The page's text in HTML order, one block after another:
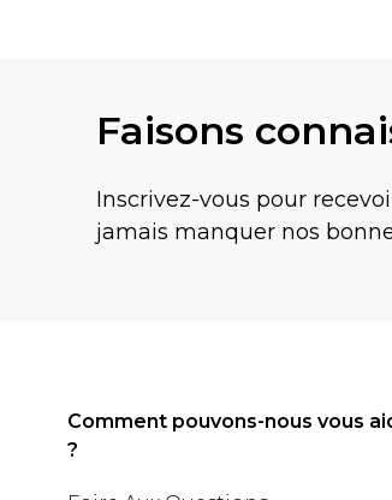
Faisons
Inscrivez-vous pour
jamais manquer nos
Comment pouvons-nous vous
?